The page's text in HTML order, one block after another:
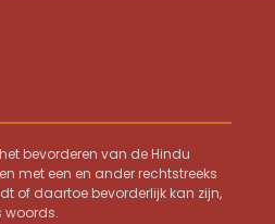
bevorderen van de Hindu
met een en ander rechtstreeks
of daartoe bevorderlijk kan zijn,
woords.